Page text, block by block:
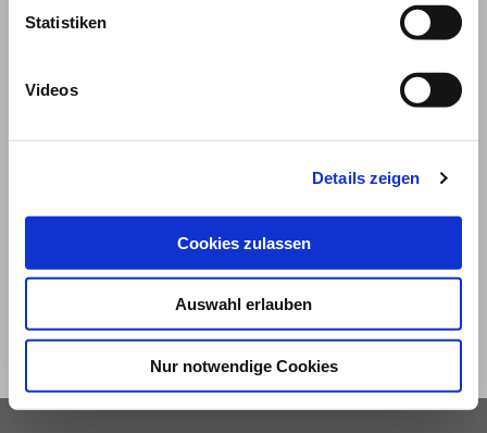
Statistiken
Videos
Details zeigen
Cookies zulassen
Auswahl erlauben
Nur notwendige Cookies
Datenschutz Privatsphäre